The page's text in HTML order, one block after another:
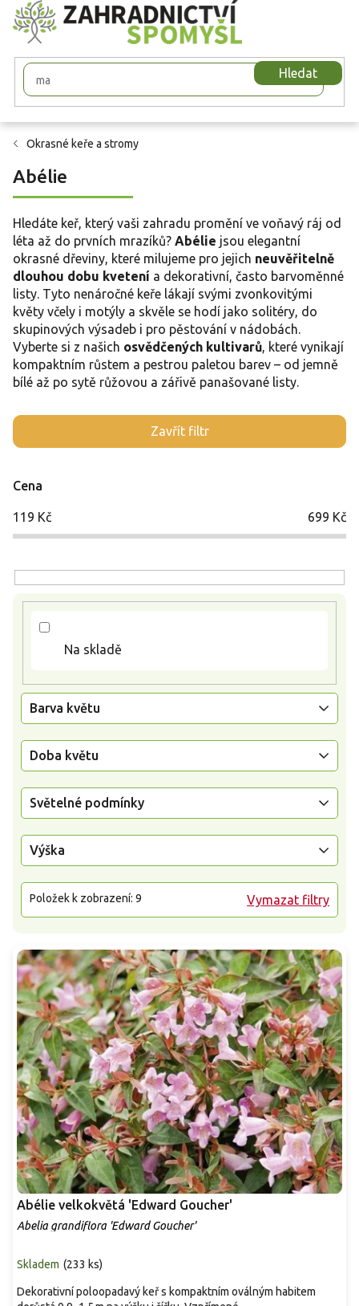
Přejít
na
obsah
Hledat
Okrasné keře a stromy
Abélie
Hledáte keř, který vaši zahradu promění ve voňavý ráj od
léta až do prvních mrazíků? Abélie jsou elegantní
okrasné dřeviny, které milujeme pro jejich neuvěřitelně
dlouhou dobu kvetení a dekorativní, často barvoměnné
listy. Tyto nenáročné keře lákají svými zvonkovitými
květy včely i motýly a skvěle se hodí jako solitéry, do
skupinových výsadeb i pro pěstování v nádobách.
Vyberte si z našich osvědčených kultivarů , které vynikají
kompaktním růstem a pestrou paletou barev – od jemně
bílé až po sytě růžovou a zářivě panašované listy.
Zavřít filtr
Cena
119 Kč 699 Kč
Na skladě
Barva květu
Doba květu
Světelné podmínky
Výška
Vymazat filtry
Položek k zobrazení: 9
V
ý
s
p
u
Abélie velkokvětá 'Edward Goucher'
Abelia grandiflora 'Edward Goucher'
Skladem (233 ks)
Dekorativní poloopadavý keř s kompaktním oválným habitem